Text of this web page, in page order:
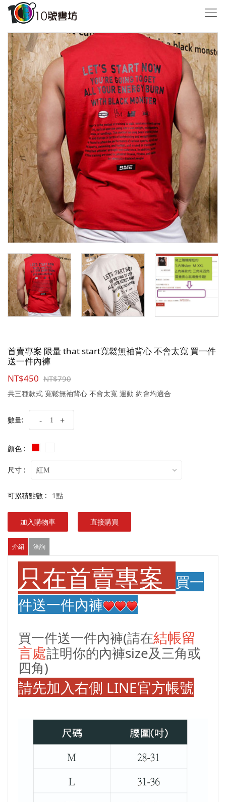
首賣專案 限量 that start寬鬆無袖背心 不會太寬 買一件
送一件內褲
NT$450 NT$790
共三種款式 寬鬆無袖背心 不會太寬 運動 約會均適合
數量: - +
顏色 :
尺寸 : 紅M
可累積點數 : 1點
加入購物車 直接購買
介紹 洽詢
只在首賣專案
買一
件送一件內褲
買一件送一件內褲(請在結帳留
言處註明你的內褲size及三角或
四角)
請先加入右側 LINE官方帳號